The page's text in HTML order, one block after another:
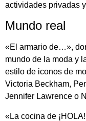
actividades privadas
Mundo real
«El armario de…»,
mundo de la moda y
estilo de iconos de
Victoria Beckham,
Jennifer Lawrence o
«La cocina de